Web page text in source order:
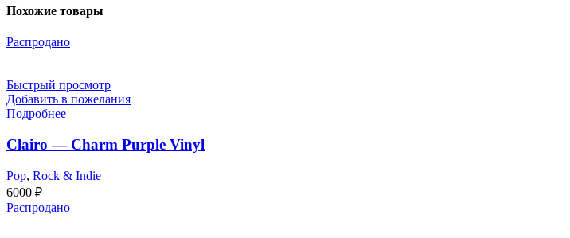
Похожие товары
Распродано
Быстрый просмотр
Добавить в пожелания
Подробнее
Clairo — Charm Purple Vinyl
Pop, Rock & Indie
6000 ₽
Распродано